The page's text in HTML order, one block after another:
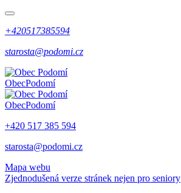
+420517385594
starosta@podomi.cz
ObecPodomí
ObecPodomí
+420 517 385 594
starosta@podomi.cz
Mapa webu
Zjednodušená verze stránek nejen pro seniory